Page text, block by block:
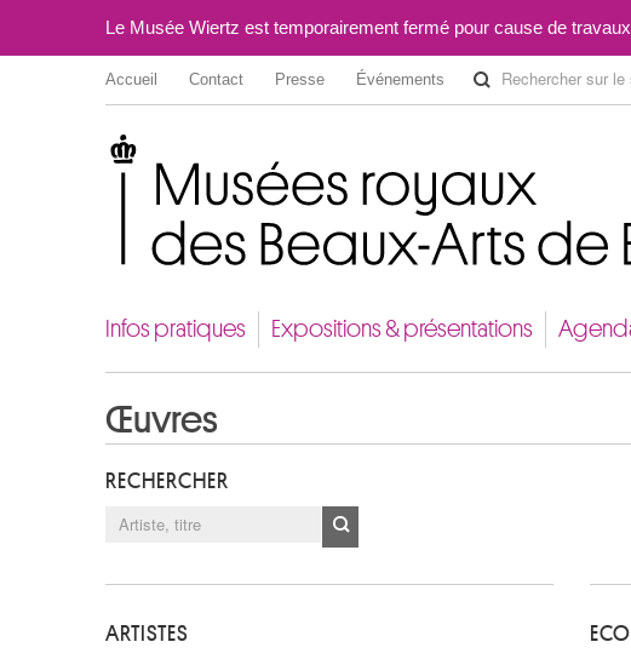
Le Musée Wiertz est temporairement fermé pour cause de
Accueil Contact Presse Événements
Infos pratiques Expositions & présentations
Œuvres
RECHERCHER
ARTISTES